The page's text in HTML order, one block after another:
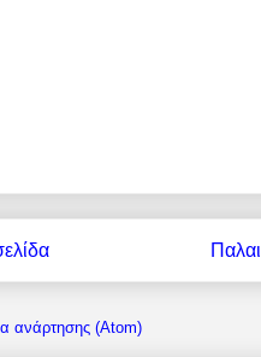
ανάρτησης (Atom)